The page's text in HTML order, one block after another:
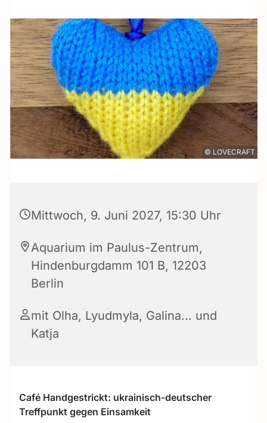
© LOVECRAFT
Mittwoch, 9. Juni 2027, 15:30 Uhr
Aquarium im Paulus-Zentrum,
Hindenburgdamm 101 B, 12203
Berlin
mit Olha, Lyudmyla, Galina... und
Katja
Café Handgestrickt: ukrainisch-deutscher
Treffpunkt gegen Einsamkeit